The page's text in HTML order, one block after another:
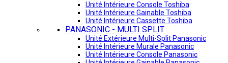
Unité Intérieure Console Toshiba
Unité Intérieure Gainable Toshiba
Unité Intérieure Cassette Toshiba
PANASONIC - MULTI SPLIT
Unité Extérieure Multi-Split Panasonic
Unité Intérieure Murale Panasonic
Unité Intérieure Console Panasonic